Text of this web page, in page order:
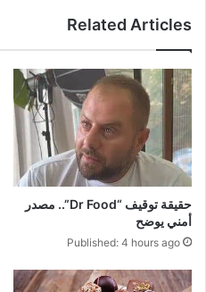
Related Articles
حقيقة توقيف “Dr Food”.. مصدر
أمني يوضح
Published: 4 hours ago